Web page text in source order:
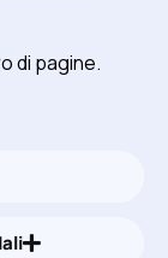
di pagine.